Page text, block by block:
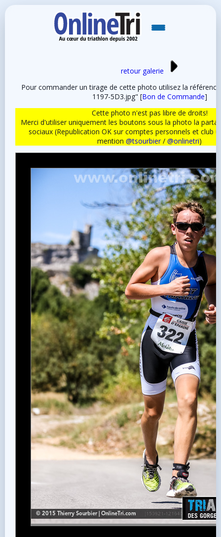
retour galerie
Pour commander un tirage de cette photo utilisez la
1197-5D3.jpg" [Bon de Commande]
Cette photo n'est pas libre de droits!
Merci d'utiliser uniquement les boutons sous la photo la
sociaux (Republication OK sur comptes personnels et club
mention @tsourbier/ @onlinetri)